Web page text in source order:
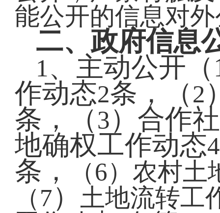
能公开的信息对
二、政府信息
1、主动公开（
作动态2条，（2
条，（3）合作
地确权工作动态
条，
（6）农村
（7）
土地流转工